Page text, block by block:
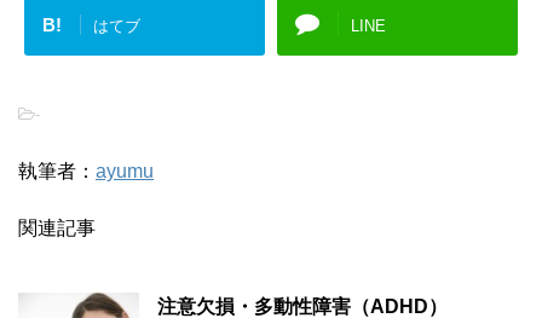
B! はてブ LINE
-
執筆者： ayumu
関連記事
注意欠損・多動性障害（ADHD）